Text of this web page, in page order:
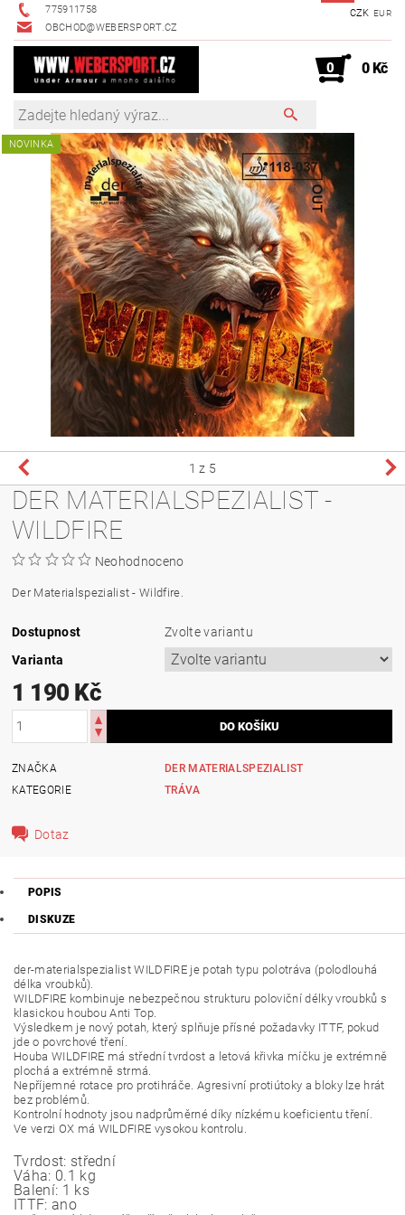
775911758
OBCHOD@WEBERSPORT.CZ
CZK EUR
0 0 Kč
NOVINKA
1 z 5
DER MATERIALSPEZIALIST -
WILDFIRE
Neohodnoceno
Der Materialspezialist - Wildfire.
Dostupnost
Zvolte variantu
Varianta
1 190 Kč
ZNAČKA
DER MATERIALSPEZIALIST
KATEGORIE
TRÁVA
Dotaz
POPIS
DISKUZE
der-materialspezialist WILDFIRE je potah typu polotráva (polodlouhá
délka vroubků).
WILDFIRE kombinuje nebezpečnou strukturu poloviční délky vroubků s
klasickou houbou Anti Top.
Výsledkem je nový potah, který splňuje přísné požadavky ITTF, pokud
jde o povrchové tření.
Houba WILDFIRE má střední tvrdost a letová křivka míčku je extrémně
plochá a extrémně strmá.
Nepříjemné rotace pro protihráče. Agresivní protiútoky a bloky lze hrát
bez problémů.
Kontrolní hodnoty jsou nadprůměrné díky nízkému koeficientu tření.
Ve verzi OX má WILDFIRE vysokou kontrolu.
Tvrdost: střední
Váha: 0.1 kg
Balení: 1 ks
ITTF: ano